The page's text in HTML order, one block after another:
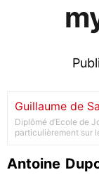
Guillaume de
Diplômé d’Ecole de
particulièrement sur
Antoine